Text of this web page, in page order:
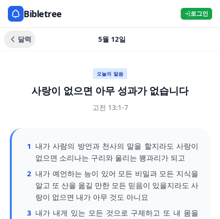
Bibletree 로그인
달력 5월 12일
오늘의 말씀
사랑이 없으면 아무 성과가 없습니다
고전 13:1-7
1 내가 사람의 방언과 천사의 말을 할지라도 사랑이
없으면 소리나는 구리와 울리는 꽹과리가 되고
2 내가 예언하는 능이 있어 모든 비밀과 모든 지식을
알고 또 산을 옮길 만한 모든 믿음이 있을지라도 사
랑이 없으면 내가 아무 것도 아니요
3 내가 내게 있는 모든 것으로 구제하고 또 내 몸을